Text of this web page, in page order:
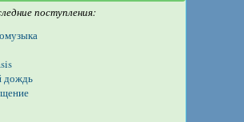
поступления:
дождь